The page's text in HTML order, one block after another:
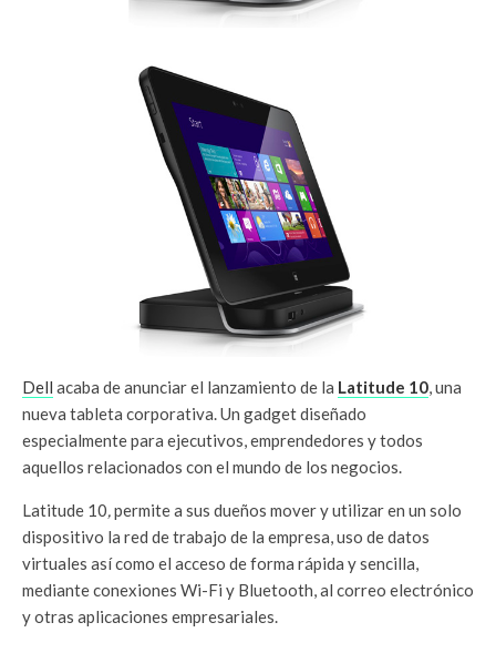
Dell acaba de anunciar el lanzamiento de la Latitude 10, una
nueva tableta corporativa. Un gadget diseñado
especialmente para ejecutivos, emprendedores y todos
aquellos relacionados con el mundo de los negocios.
Latitude 10,permite a sus dueños mover y utilizar en un solo
dispositivo la red de trabajo de la empresa, uso de datos
virtuales así como el acceso de forma rápida y sencilla,
mediante conexiones Wi-Fi y Bluetooth, al correo electrónico
y otras aplicaciones empresariales.